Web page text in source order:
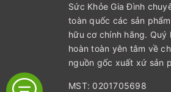
Sức Khỏe Gia Đình
toàn quốc các sản
hữu cơ chính hãng. Quý
hoàn toàn yên tâm về
nguồn gốc xuất xứ sản
MST: 0201705698